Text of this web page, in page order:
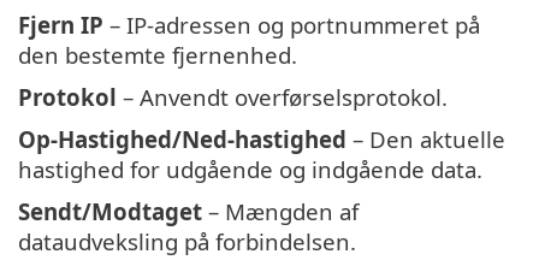
Fjern IP – IP-adressen og portnummeret på
den bestemte fjernenhed.
Protokol – Anvendt overførselsprotokol.
Op-Hastighed/Ned-hastighed – Den aktuelle
hastighed for udgående og indgående data.
Sendt/Modtaget – Mængden af
dataudveksling på forbindelsen.